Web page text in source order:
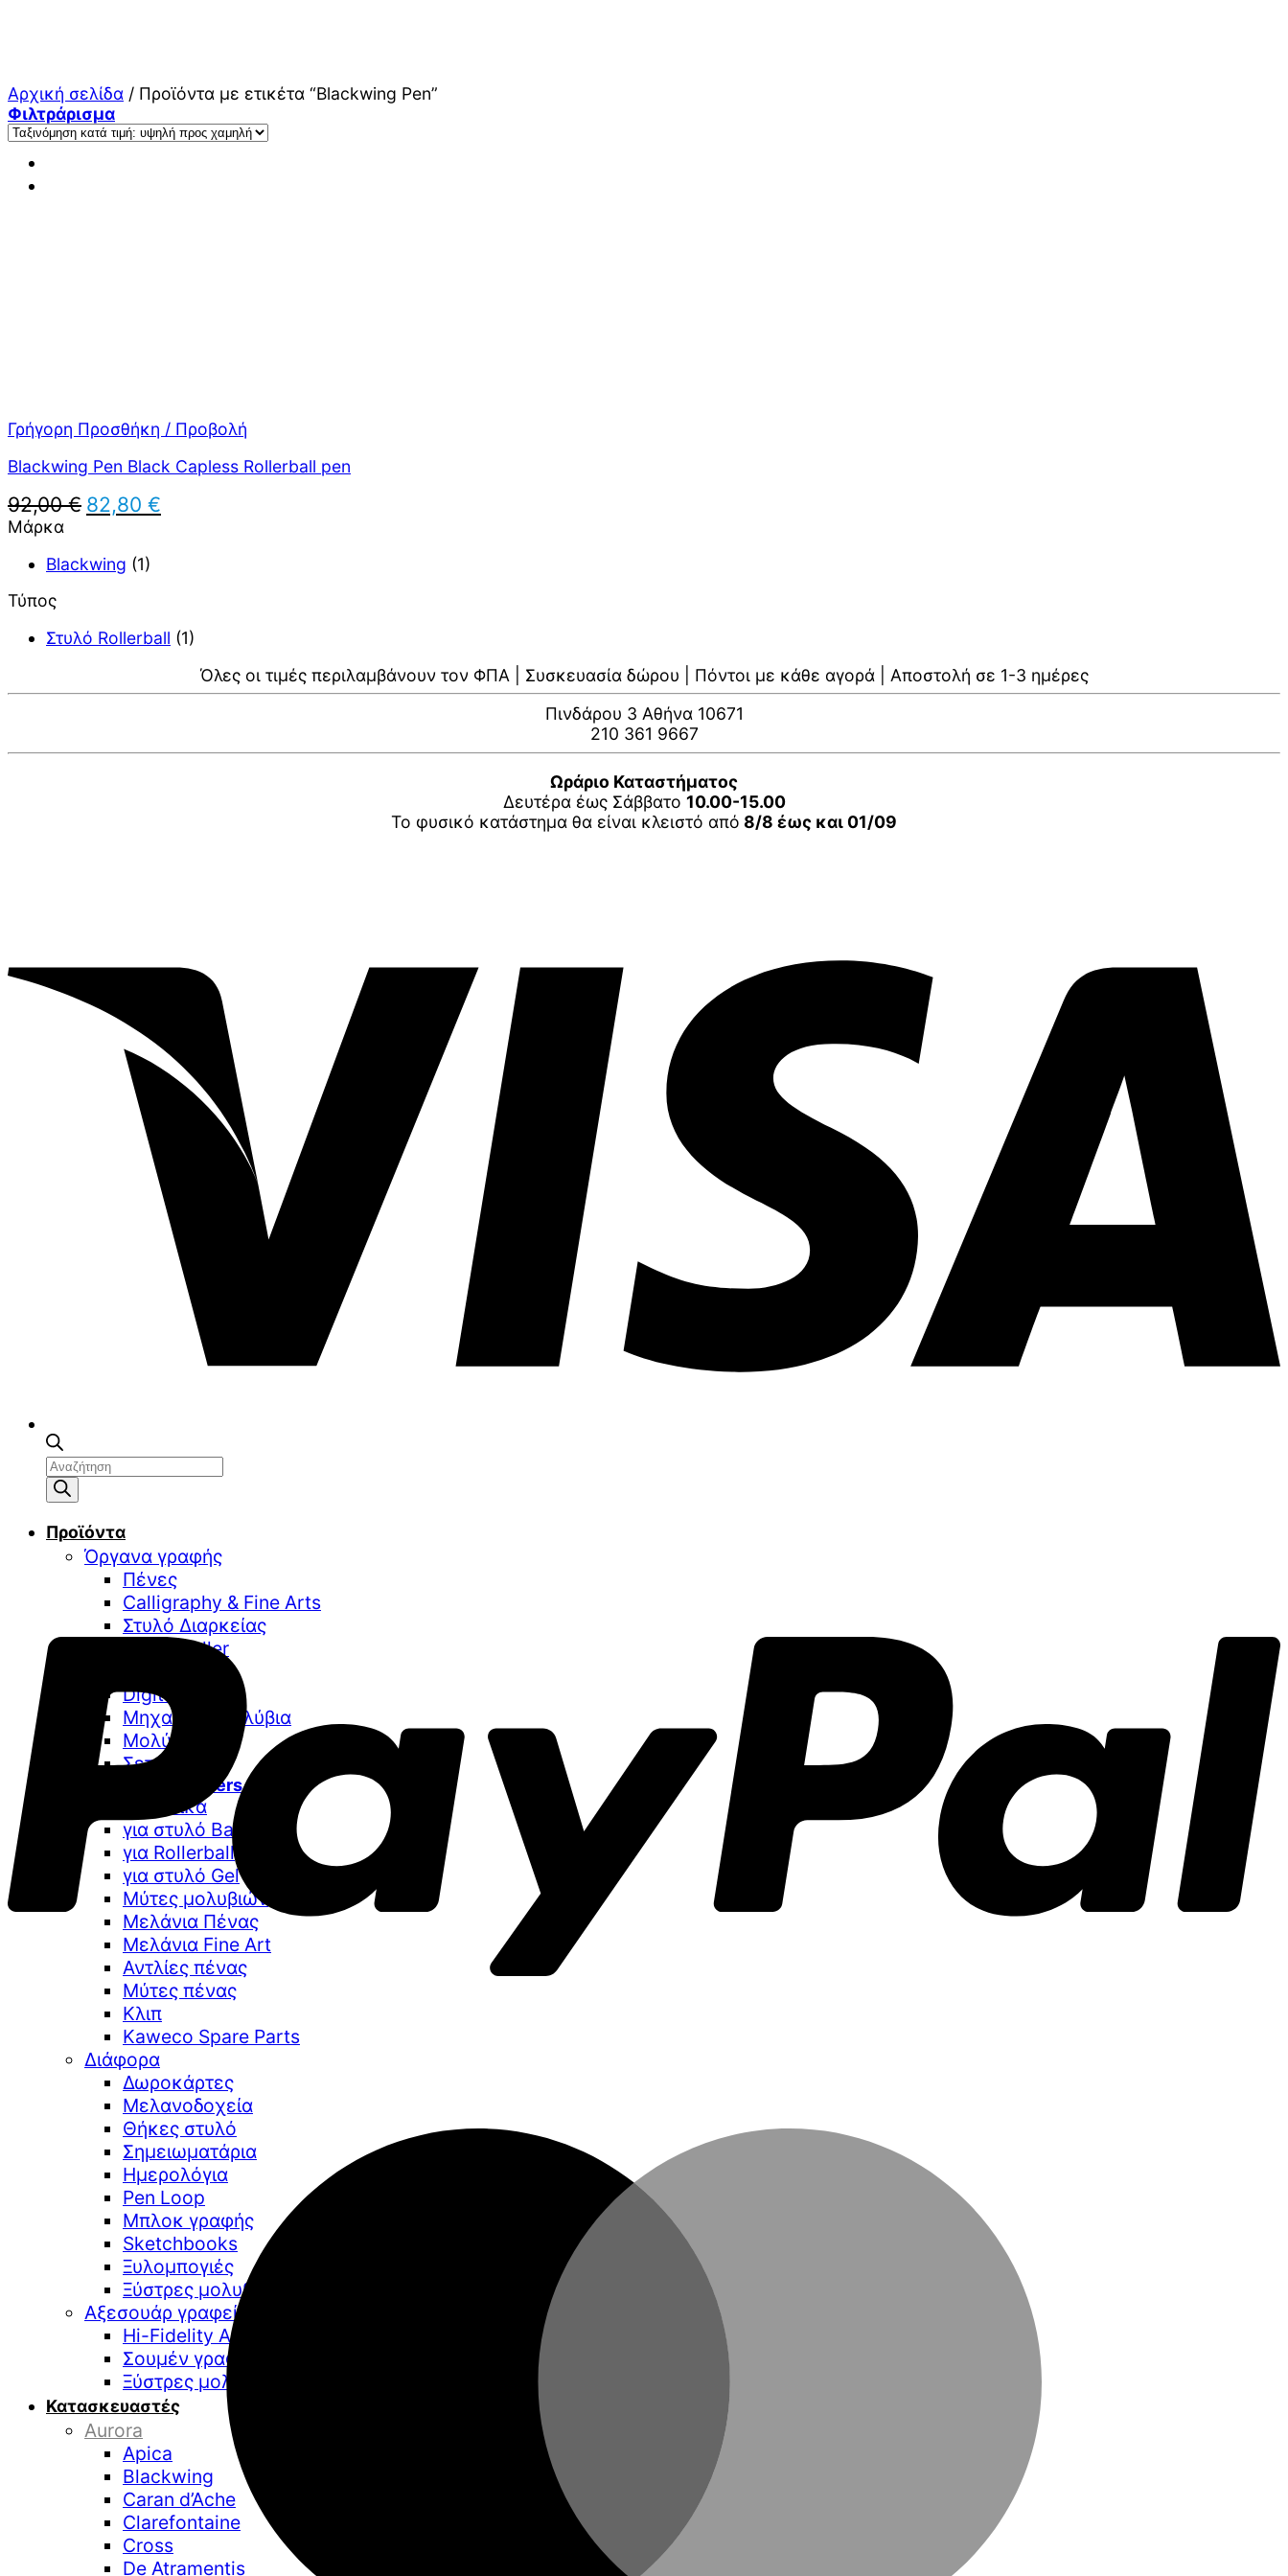
Αναζήτηση
προϊόντων
Προϊόντα
Όργανα γραφής
Πένες
Calligraphy & Fine Arts
Στυλό Διαρκείας
Στυλό Roller
Digital Writing
Μηχανικά Μολύβια
Μολύβια
Σετ δώρου
Special Offers
Ανταλλακτικά
για στυλό Ballpoint
για Rollerball
για στυλό Gel
Μύτες μολυβιών
Μελάνια Πένας
Μελάνια Fine Art
Αντλίες πένας
Μύτες πένας
Κλιπ
Kaweco Spare Parts
Διάφορα
Δωροκάρτες
Μελανοδοχεία
Θήκες στυλό
Σημειωματάρια
Ημερολόγια
Pen Loop
Μπλοκ γραφής
Sketchbooks
Ξυλομπογιές
Ξύστρες μολυβιών
Αξεσουάρ γραφείου
Hi-Fidelity Audio
Σουμέν γραφείου
Ξύστρες μολυβιών επιτραπέζιες
Κατασκευαστές
Aurora
Apica
Blackwing
Caran d’Ache
Clarefontaine
Cross
De Atramentis
Αρχική σελίδα / Προϊόντα με ετικέτα “Blackwing Pen”
Φιλτράρισμα
Γρήγορη Προσθήκη / Προβολή
Blackwing Pen Black Capless Rollerball pen
92,00€ Original
price
92,00 €.
82,80 €
τρέχουσα
Μάρκα
Blackwing (1)
Τύπος
Στυλό Rollerball (1)
Όλες οι τιμές περιλαμβάνουν τον ΦΠΑ | Συσκευασία δώρου | Πόντοι με κάθε αγορά | Αποστολή σε 1-3 ημέρες
Πινδάρου 3 Αθήνα 10671
210 361 9667
Ωράριο Καταστήματος
Δευτέρα έως Σάββατο 10.00-15.00
Το φυσικό κατάστημα θα είναι κλειστό από 8/8 έως και 01/09